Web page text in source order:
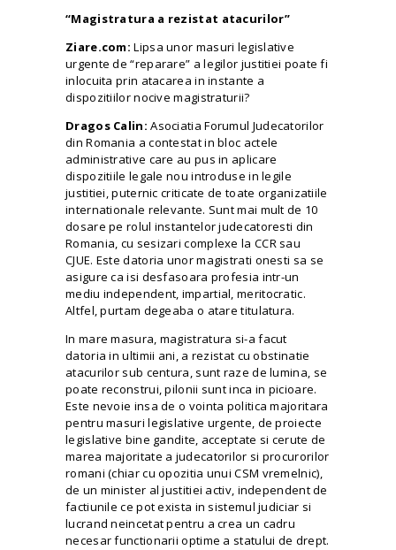
“Magistratura a rezistat atacurilor”
Ziare.com: Lipsa unor masuri legislative
urgente de “reparare” a legilor justitiei poate fi
inlocuita prin atacarea in instante a
dispozitiilor nocive magistraturii?
Dragos Calin: Asociatia Forumul Judecatorilor
din Romania a contestat in bloc actele
administrative care au pus in aplicare
dispozitiile legale nou introduse in legile
justitiei, puternic criticate de toate organizatiile
internationale relevante. Sunt mai mult de 10
dosare pe rolul instantelor judecatoresti din
Romania, cu sesizari complexe la CCR sau
CJUE. Este datoria unor magistrati onesti sa se
asigure ca isi desfasoara profesia intr-un
mediu independent, impartial, meritocratic.
Altfel, purtam degeaba o atare titulatura.
In mare masura, magistratura si-a facut
datoria in ultimii ani, a rezistat cu obstinatie
atacurilor sub centura, sunt raze de lumina, se
poate reconstrui, pilonii sunt inca in picioare.
Este nevoie insa de o vointa politica majoritara
pentru masuri legislative urgente, de proiecte
legislative bine gandite, acceptate si cerute de
marea majoritate a judecatorilor si procurorilor
romani (chiar cu opozitia unui CSM vremelnic),
de un minister al justitiei activ, independent de
factiunile ce pot exista in sistemul judiciar si
lucrand neincetat pentru a crea un cadru
necesar functionarii optime a statului de drept.